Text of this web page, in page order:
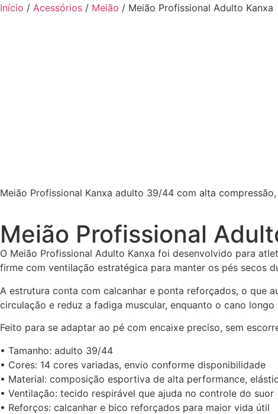
Início / Acessórios / Meião / Meião Profissional Adulto Kanxa
Meião Profissional Kanxa adulto 39/44 com alta
Meião Profissional
O Meião Profissional Adulto Kanxa foi desenvolvido para
firme com ventilação estratégica para manter os pés secos
A estrutura conta com calcanhar e ponta reforçados, o que
circulação e reduz a fadiga muscular, enquanto o cano
Feito para se adaptar ao pé com encaixe preciso, sem
• Tamanho: adulto 39/44
• Cores: 14 cores variadas, envio conforme disponibilidade
• Material: composição esportiva de alta performance,
• Ventilação: tecido respirável que ajuda no controle do suor
• Reforços: calcanhar e bico reforçados para maior vida útil